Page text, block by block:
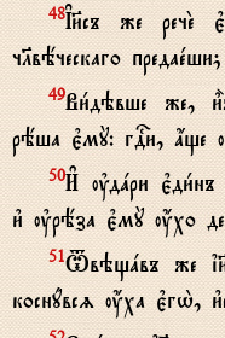
48Ї}съ же речE
чlвёческаго предаeши;
49Ви1дэвше же,
рёша є3мY: гDи,
50И# ўдaри
и3 ўрёза є3мY ќхо
51Tвэщaвъ же
коснyвсz ќха є3гw2,